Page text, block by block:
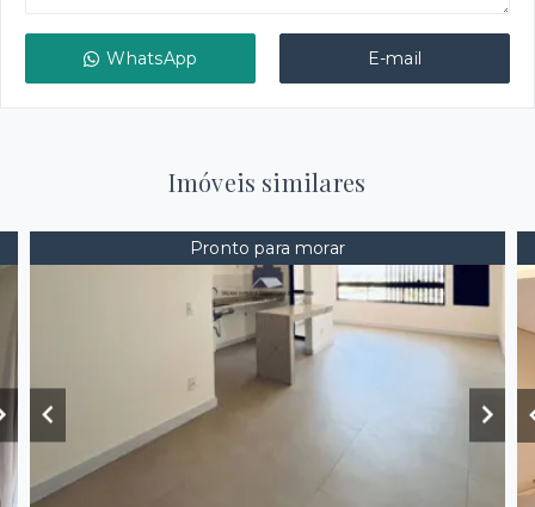
WhatsApp E-mail
Imóveis similares
Pronto para morar